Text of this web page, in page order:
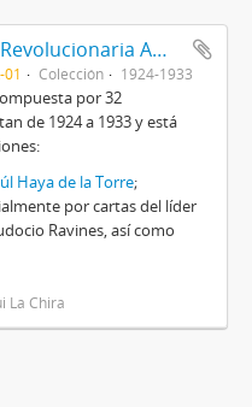
Alianza Popular Revolucionaria Americana-APRA (Colección)
01 Colección 1924-1933
por 32
de 1924 a 1933 y está
Haya de la Torre;
por cartas del líder
Ravines, así como
La Chira